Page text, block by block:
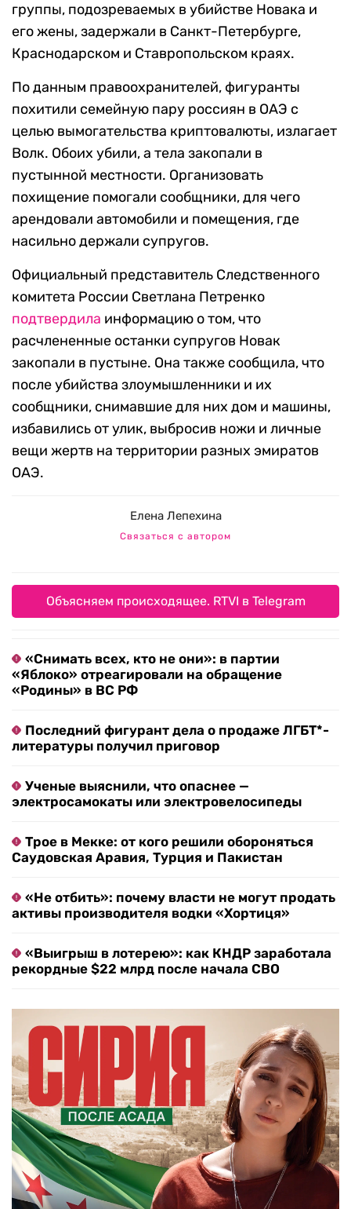
группы, подозреваемых в убийстве Новака и
его жены, задержали в Санкт-Петербурге,
Краснодарском и Ставропольском краях.
По данным правоохранителей, фигуранты
похитили семейную пару россиян в ОАЭ с
целью вымогательства криптовалюты, излагает
Волк. Обоих убили, а тела закопали в
пустынной местности. Организовать
похищение помогали сообщники, для чего
арендовали автомобили и помещения, где
насильно держали супругов.
Официальный представитель Следственного
комитета России Светлана Петренко
подтвердила информацию о том, что
расчлененные останки супругов Новак
закопали в пустыне. Она также сообщила, что
после убийства злоумышленники и их
сообщники, снимавшие для них дом и машины,
избавились от улик, выбросив ножи и личные
вещи жертв на территории разных эмиратов
ОАЭ.
Елена Лепехина
Связаться с автором
Объясняем происходящее. RTVI в Telegram
«Снимать всех, кто не они»: в партии
«Яблоко» отреагировали на обращение
«Родины» в ВС РФ
Последний фигурант дела о продаже ЛГБТ*-
литературы получил приговор
Ученые выяснили, что опаснее —
электросамокаты или электровелосипеды
Трое в Мекке: от кого решили обороняться
Саудовская Аравия, Турция и Пакистан
«Не отбить»: почему власти не могут продать
активы производителя водки «Хортиця»
«Выигрыш в лотерею»: как КНДР заработала
рекордные $22 млрд после начала СВО